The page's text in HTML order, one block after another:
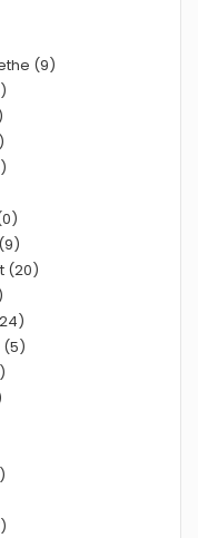
(9)
(20)
(5)